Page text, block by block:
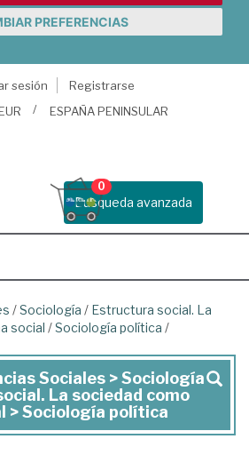
PREFERENCIAS
sesión
Registrarse
ESPAÑA PENINSULAR
Busqueda avanzada
0
/Sociología / Estructura social. La
social /Sociología política /
Sociales > Sociología
La sociedad como
> Sociología política